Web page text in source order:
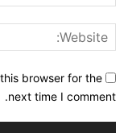
browser for the
next time I comment.